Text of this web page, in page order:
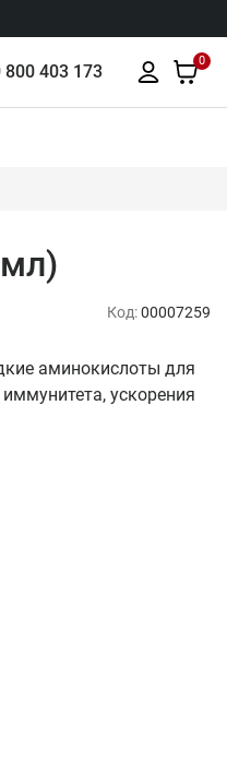
800 403 173
0
Код:00007259
аминокислоты для
ускорения